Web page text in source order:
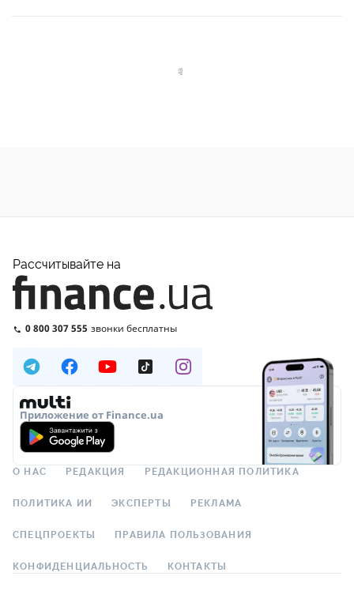
Рассчитывайте на
0 800 307 555 звонки бесплатны
Приложение от Finance.ua
О НАС РЕДАКЦИЯ РЕДАКЦИОННАЯ ПОЛИТИКА
ПОЛИТИКА ИИ ЭКСПЕРТЫ РЕКЛАМА
СПЕЦПРОЕКТЫ ПРАВИЛА ПОЛЬЗОВАНИЯ
КОНФИДЕНЦИАЛЬНОСТЬ КОНТАКТЫ